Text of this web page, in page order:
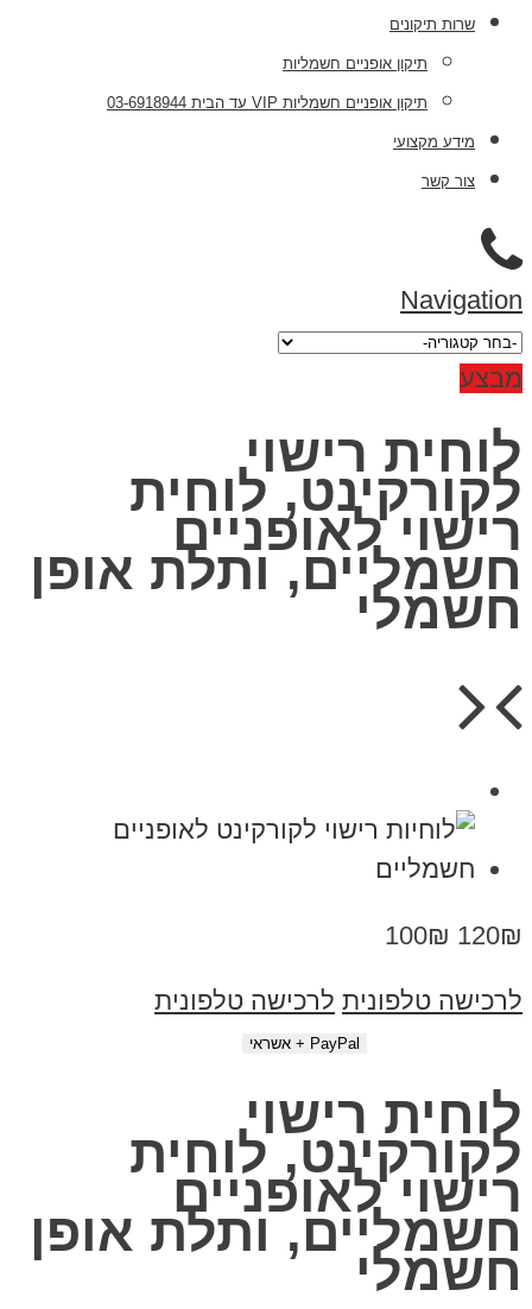
שרות תיקונים
תיקון אופניים חשמליות
תיקון אופניים חשמליות VIP עד הבית 03-6918944
מידע מקצועי
צור קשר
Navigation
מבצע
לוחית רישוי
לקורקינט, לוחית
רישוי לאופניים
חשמליים, ותלת אופן
חשמלי
120₪
100₪
לרכישה טלפונית לרכישה טלפונית
לוחית רישוי
לקורקינט, לוחית
רישוי לאופניים
חשמליים, ותלת אופן
חשמלי